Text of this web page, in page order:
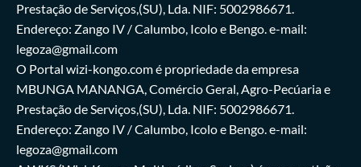
Prestação de Serviços,(SU), Lda. NIF: 5002986671.
Endereço: Zango IV / Calumbo, Icolo e Bengo. e-mail:
legoza@gmail.com
O Portal wizi-kongo.com é propriedade da empresa
MBUNGA MANANGA, Comércio Geral, Agro-Pecúaria e
Prestação de Serviços,(SU), Lda. NIF: 5002986671.
Endereço: Zango IV / Calumbo, Icolo e Bengo. e-mail:
legoza@gmail.com